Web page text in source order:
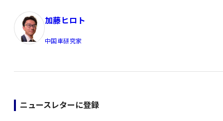
加藤ヒロト
中国車研究家
ニュースレターに登録